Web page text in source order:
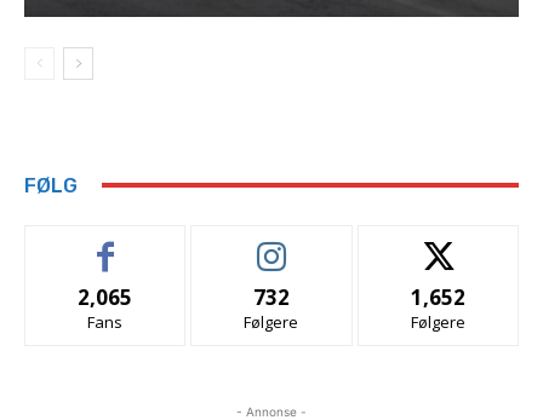
FØLG
2,065
Fans
732
Følgere
1,652
Følgere
- Annonse -